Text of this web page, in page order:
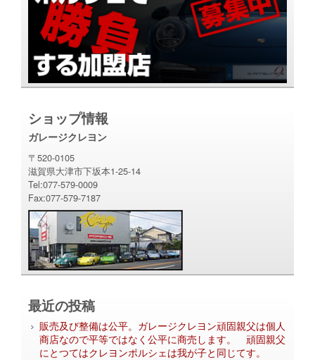
ショップ情報
ガレージクレヨン
〒520-0105
滋賀県大津市下坂本1-25-14
Tel:077-579-0009
Fax:077-579-7187
最近の投稿
販売及び整備は公平。ガレージクレヨン頑固親父は個人
商店なので平等ではなく公平に商売します。 頑固親父
にとつてはクレヨンポルシェは我が子と同じてす。